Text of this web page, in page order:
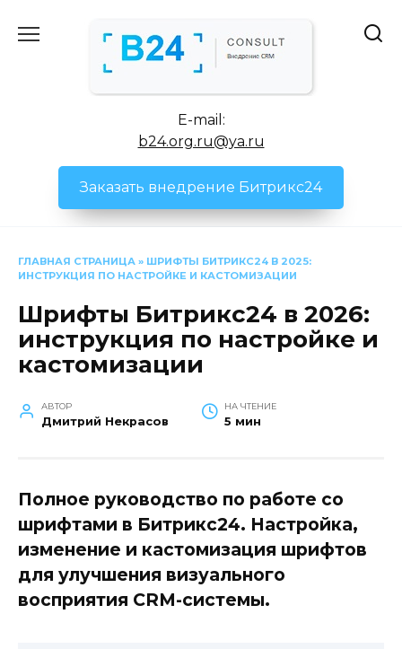
E-mail:
b24.org.ru@ya.ru
Заказать внедрение Битрикс24
ГЛАВНАЯ СТРАНИЦА » ШРИФТЫ БИТРИКС24 В 2025:
ИНСТРУКЦИЯ ПО НАСТРОЙКЕ И КАСТОМИЗАЦИИ
Шрифты Битрикс24 в 2026:
инструкция по настройке и
кастомизации
АВТОР
Дмитрий Некрасов
НА ЧТЕНИЕ
5 мин
Полное руководство по работе со
шрифтами в Битрикс24. Настройка,
изменение и кастомизация шрифтов
для улучшения визуального
восприятия CRM-системы.